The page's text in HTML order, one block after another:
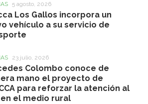
5 agosto, 2026
Los Gallos incorpora un
vehículo a su servicio de
23 julio, 2026
Colombo conoce de
mano el proyecto de
para reforzar la atención al
en el medio rural